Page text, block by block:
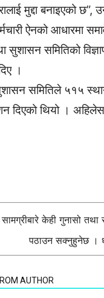
मुद्दा बनाइएको
ऐनको आधारमा
सुशासन समितिको
।
समितिले ५१५
दिएको थियो ।
केही गुनासो तथा
पठाउन सक्नुहुनेछ ।
AUTHOR